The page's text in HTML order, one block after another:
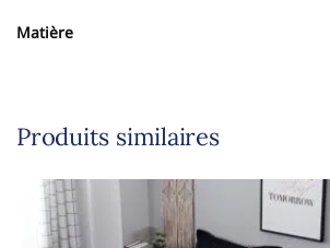
Matière
Produits similaires